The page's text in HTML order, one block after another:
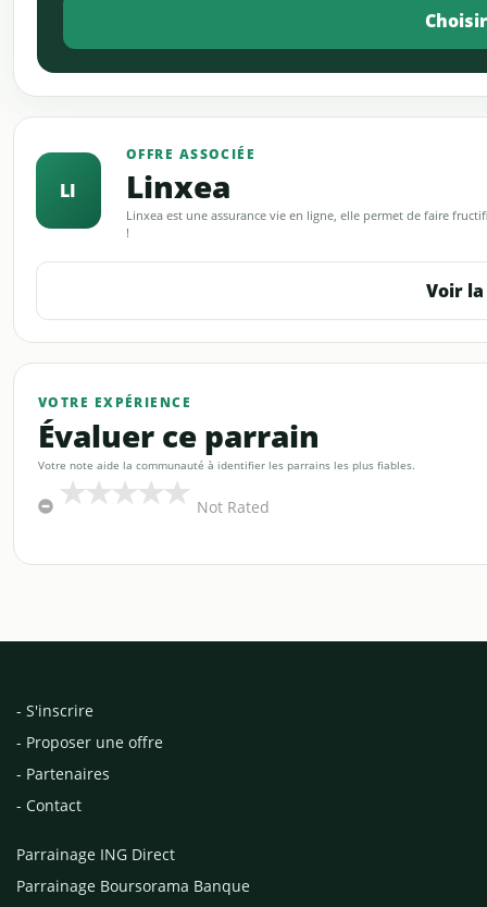
LI
OFFRE ASSOCIÉE
Linxea
Linxea est une assurance vie en ligne, elle permet de faire
!
Voir
VOTRE EXPÉRIENCE
Évaluer ce parrain
Votre note aide la communauté à identifier les parrains les plus fiables.
Not Rated
- S'inscrire
- Proposer une offre
- Partenaires
- Contact
Parrainage ING Direct
Parrainage Boursorama Banque